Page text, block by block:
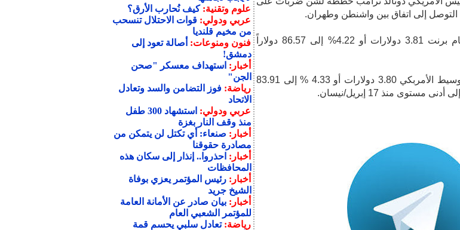
التوصل إلى اتفاق بين واشنطن وطهران.
وانخفضت العقود الآجلة لخام برنت 3.81 دولارات أو 4.22% إلى 86.57 دولاراً
وهبط خام غرب تكساس الوسيط الأمربكي 3.80 دولارات أو 4.33 % إلى 83.91
منذ 17 إبريل/نيسان.
علوم وتقنية:كيف نُحارب الأرق؟
عربي ودولي:قوات الاحتلال تنسحب
من مخيم قلنديا
فنون ومنوعات: أصالة تعود إلى
دمشق!
أخبار: استهداف معسكر "صحن
الجن"
رياضة:فوز التضامن والسد وتعادل
الاتحاد
عربي ودولي:
استشهاد 300 طفل
منذ وقف النار بغزة
أخبار: صنعاء: أي تكتل لن يتمكن من
مصادرة حقوقنا
أخبار: احذروا.. إنذار إلى سكان هذه
المحافظات
أخبار:رئيس المؤتمر يعزي بوفاة
الشيخ جريد
أخبار:بيان صادر عن الأمانة العامة
للمؤتمر الشعبي العام
رياضة:تعادل سلبي يحسم قمة